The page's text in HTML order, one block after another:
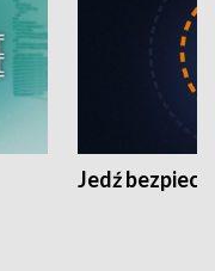
Jedź